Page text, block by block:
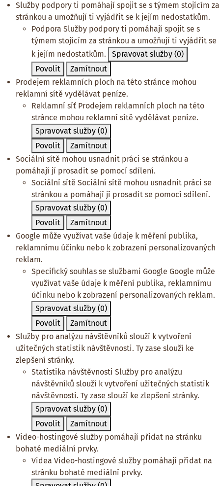
Služby podpory ti pomáhají spojit se s týmem stojícím za
stránkou a umožňují ti vyjádřit se k jejím nedostatkům.
Podpora Služby podpory ti pomáhají spojit se s
týmem stojícím za stránkou a umožňují ti vyjádřit se
k jejím nedostatkům.
Spravovat služby (0)
Povolit
Zamítnout
Prodejem reklamních ploch na této stránce mohou
reklamní sítě vydělávat peníze.
Reklamní síť Prodejem reklamních ploch na této
stránce mohou reklamní sítě vydělávat peníze.
Spravovat služby (0)
Povolit
Zamítnout
Sociální sítě mohou usnadnit práci se stránkou a
pomáhají jí prosadit se pomocí sdílení.
Sociální sítě Sociální sítě mohou usnadnit práci se
stránkou a pomáhají jí prosadit se pomocí sdílení.
Spravovat služby (0)
Povolit
Zamítnout
Google může využívat vaše údaje k měření publika,
reklamnímu účinku nebo k zobrazení personalizovaných
reklam.
Specifický souhlas se službami Google Google může
využívat vaše údaje k měření publika, reklamnímu
účinku nebo k zobrazení personalizovaných reklam.
Spravovat služby (0)
Povolit
Zamítnout
Služby pro analýzu návštěvníků slouží k vytvoření
užitečných statistik návštěvnosti. Ty zase slouží ke
zlepšení stránky.
Statistika návštěvnosti Služby pro analýzu
návštěvníků slouží k vytvoření užitečných statistik
návštěvnosti. Ty zase slouží ke zlepšení stránky.
Spravovat služby (0)
Povolit
Zamítnout
Video-hostingové služby pomáhají přidat na stránku
bohaté mediální prvky.
Videa Video-hostingové služby pomáhají přidat na
stránku bohaté mediální prvky.